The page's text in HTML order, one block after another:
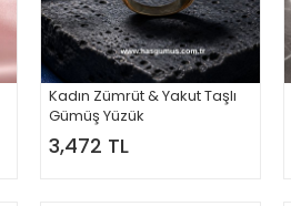
Kadın Zümrüt & Yakut Taşlı
Gümüş Yüzük
3,472 TL